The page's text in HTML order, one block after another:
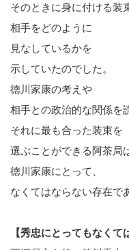
そのときに身に付ける装
相手をどのように
見なしているかを
示していたのでした。
徳川家康の考えや
相手との政治的な関係を
それに最も合った装束を
選ぶことができる阿茶局
徳川家康にとって、
なくてはならない存在で
【秀忠にとってもなくて